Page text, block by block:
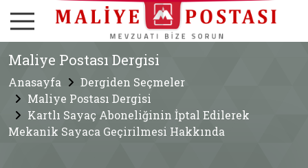
Maliye Postası Dergisi
Anasayfa
Dergiden Seçmeler
Maliye Postası Dergisi
Kartlı Sayaç Aboneliğinin İptal Edilerek
Mekanik Sayaca Geçirilmesi Hakkında